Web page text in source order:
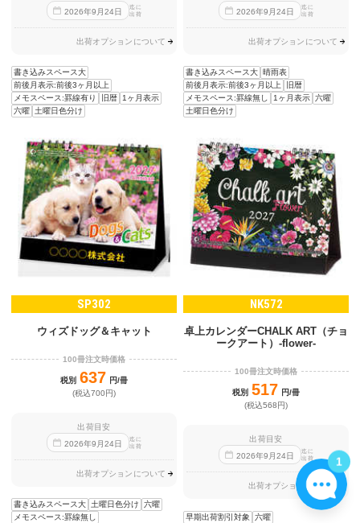
2026年9 月24日
迄に
出荷
出荷オプションについて
書き込みスペース大
前後月表示:前後3ヶ月以上
メモスペース:罫線有り
旧暦
1ヶ月表示
六曜
土曜日色分け
2026年9 月24日
迄に
出荷
出荷オプションについて
書き込みスペース大 晴雨表
前後月表示:前後3ヶ月以上
旧暦
メモスペース:罫線無し
1ヶ月表示 六曜
土曜日色分け
SP302
ウィズドッグ＆キャット
100冊注文時価格
税別 637 円/冊
(税込700円)
出荷目安
2026年9 月24日
迄に
出荷
出荷オプションについて
書き込みスペース大 土曜日色分け
六曜
メモスペース:罫線無し
NK572
卓上カレンダーCHALK ART（チョ
ークアート）-flower-
100冊注文時価格
税別 517 円/冊
(税込568円)
出荷目安
2026年9 月24日
迄に
出荷
出荷オプションについて
早期出荷割引対象 六曜
1